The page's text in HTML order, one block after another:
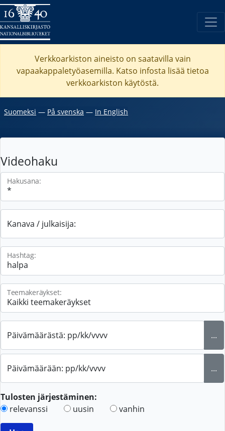
Verkkoarkiston aineisto on saatavilla vain
vapaakappaletyöasemilla. Katso infosta lisää tietoa
verkkoarkiston käytöstä.
Suomeksi ― På svenska ― In English
Videohaku
Hakusana:
Kanava / julkaisija:
Hashtag:
Teemakeräykset:
Päivämäärästä: pp/kk/vvvv ...
Päivämäärään: pp/kk/vvvv ...
Tulosten järjestäminen:
relevanssi
uusin vanhin